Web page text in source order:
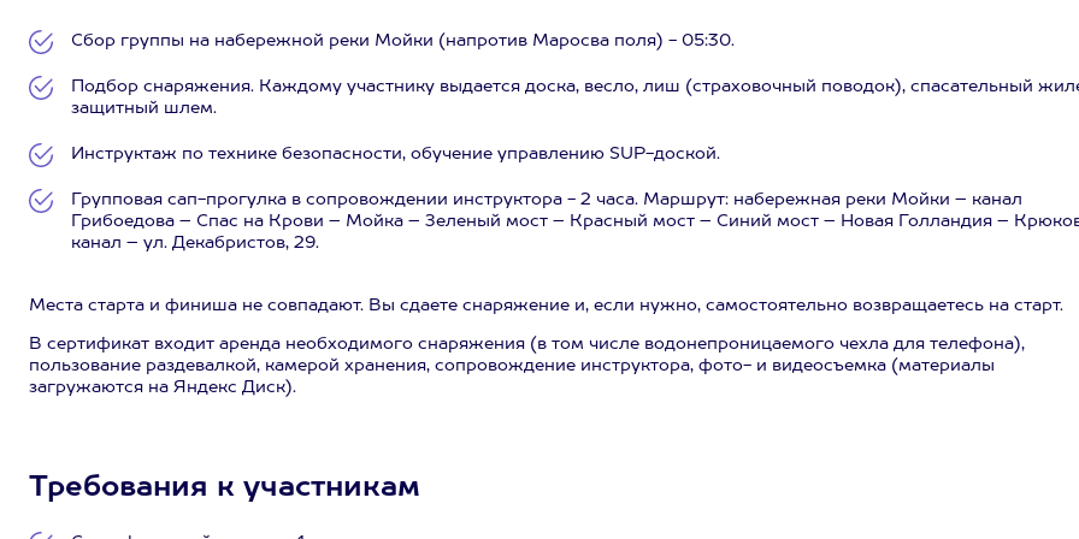
Сбор группы на набережной реки Мойки (напротив Маросва поля) - 05:30.
Подбор снаряжения. Каждому участнику выдается доска, весло, лиш (страховочный поводок), спасательный
защитный шлем.
Инструктаж по технике безопасности, обучение управлению SUP-доской.
Групповая сап-прогулка в сопровождении инструктора - 2 часа. Маршрут: набережная реки Мойки – канал
Грибоедова – Спас на Крови – Мойка – Зеленый мост – Красный мост – Синий мост – Новая Голландия –
канал – ул. Декабристов, 29.
Места старта и финиша не совпадают. Вы сдаете снаряжение и, если нужно, самостоятельно возвращаетесь на старт.
В сертификат входит аренда необходимого снаряжения (в том числе водонепроницаемого чехла для телефона),
пользование раздевалкой, камерой хранения, сопровождение инструктора, фото- и видеосъемка (материалы
загружаются на Яндекс Диск).
Требования к участникам